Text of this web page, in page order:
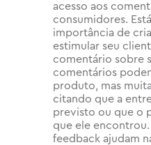
acesso aos
consumidores.
importância de
estimular seu
comentário sobre
comentários
produto, mas
citando que a
previsto ou que o
que ele
feedback ajudam